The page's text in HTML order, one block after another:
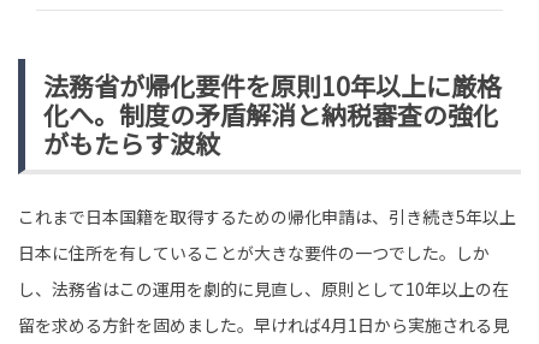
まま冷凍する』という...
TREND（トレンド深堀）
GOODS
tend Editorial Team
法務省が帰化要件を原則10年以上に厳格
化へ。制度の矛盾解消と納税審査の強化
がもたらす波紋
これまで日本国籍を取得するための帰化申請は、引き続き5年以上
日本に住所を有していることが大きな要件の一つでした。しか
し、法務省はこの運用を劇的に見直し、原則として10年以上の在
留を求める方針を固めました。早ければ4月1日から実施される見